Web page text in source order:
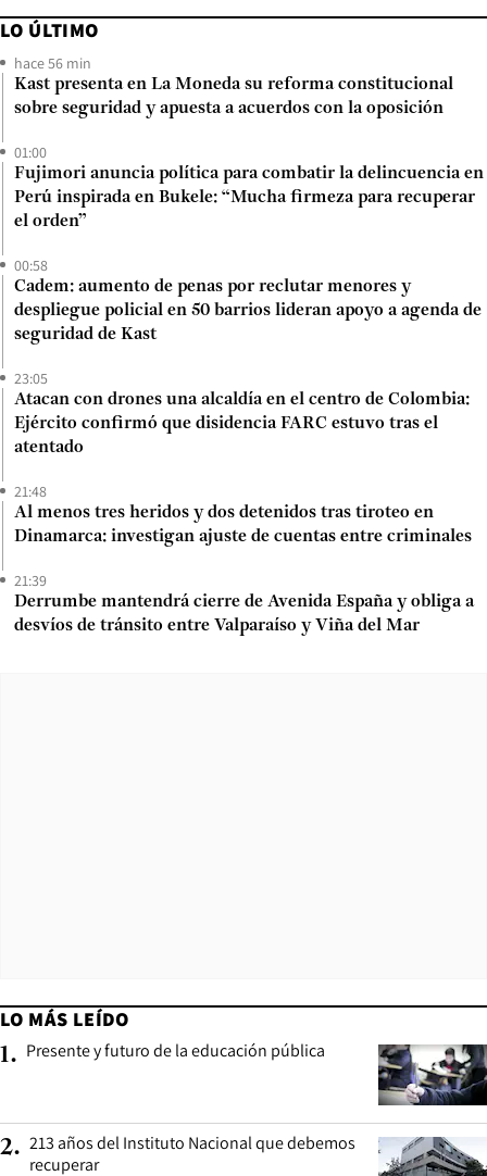
LO ÚLTIMO
hace 56 min
Kast presenta en La Moneda su reforma constitucional
sobre seguridad y apuesta a acuerdos con la oposición
01:00
Fujimori anuncia política para combatir la delincuencia en
Perú inspirada en Bukele: “Mucha firmeza para recuperar
el orden”
00:58
Cadem: aumento de penas por reclutar menores y
despliegue policial en 50 barrios lideran apoyo a agenda de
seguridad de Kast
23:05
Atacan con drones una alcaldía en el centro de Colombia:
Ejército confirmó que disidencia FARC estuvo tras el
atentado
21:48
Al menos tres heridos y dos detenidos tras tiroteo en
Dinamarca: investigan ajuste de cuentas entre criminales
21:39
Derrumbe mantendrá cierre de Avenida España y obliga a
desvíos de tránsito entre Valparaíso y Viña del Mar
LO MÁS LEÍDO
1. Presente y futuro de la educación pública
2. 213 años del Instituto Nacional que debemos
recuperar